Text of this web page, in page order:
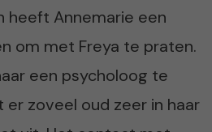
heeft Annemarie een
om met Freya te praten.
een psycholoog te
er zoveel oud zeer in haar